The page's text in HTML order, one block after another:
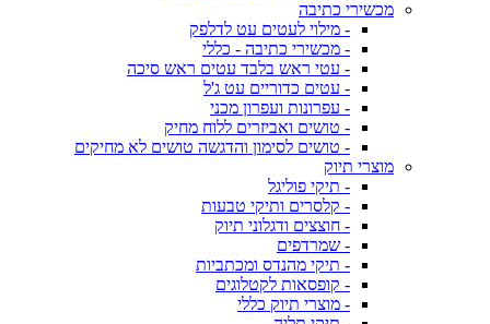
מכשירי כתיבה
- מילוי לעטים עט לדלפק
- מכשירי כתיבה - כללי
- עטי ראש בלבד עטים ראש סיכה
- עטים כדוריים עט ג'ל
- עפרונות ועפרון מכני
- טושים ואביזרים ללוח מחיק
- טושים לסימון והדגשה טושים לא מחיקים
מוצרי תיוק
- תיקי פוליגל
- קלסרים ותיקי טבעות
- חוצצים ודגלוני תיוק
- שמרדפים
- תיקי מהנדס ומכתביות
- קופסאות לקטלוגים
- מוצרי תיוק כללי